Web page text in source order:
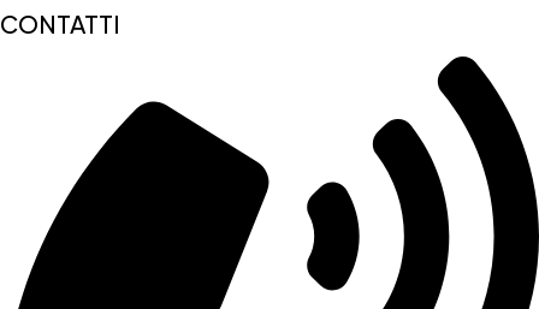
CONTATTI